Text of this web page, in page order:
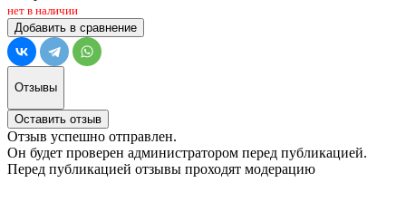
нет в наличии
Добавить в сравнение
Отзывы
Оставить отзыв
Отзыв успешно отправлен.
Он будет проверен администратором перед публикацией.
Перед публикацией отзывы проходят модерацию